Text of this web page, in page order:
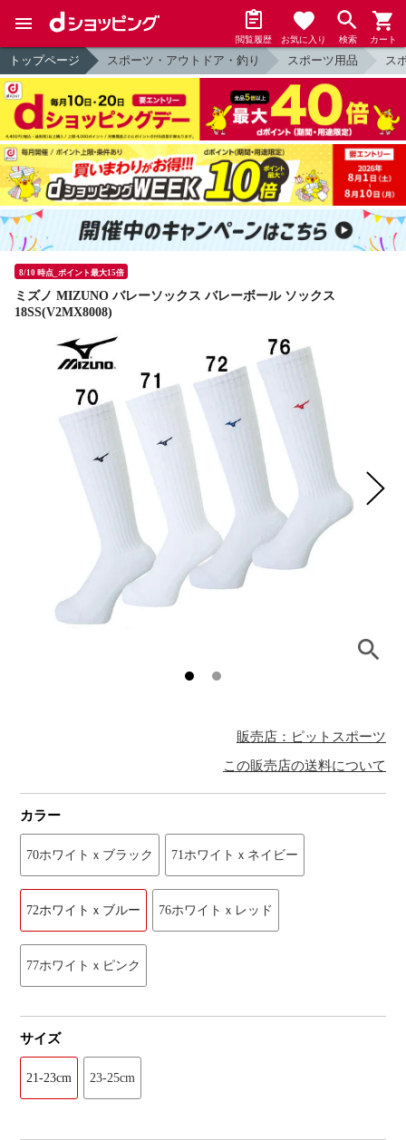
閲覧履歴 お気に入り 検索 カート
トップページ スポーツ・アウトドア・釣り スポーツ用品 ス
8/10 時点_ポイント最大15倍
ミズノ MIZUNO バレーソックス バレーボール ソックス
18SS(V2MX8008)
販売店：ピットスポーツ
この販売店の送料について
カラー
70ホワイトｘブラック 71ホワイトｘネイビー
72ホワイトｘブルー 76ホワイトｘレッド
77ホワイトｘピンク
サイズ
21-23cm 23-25cm